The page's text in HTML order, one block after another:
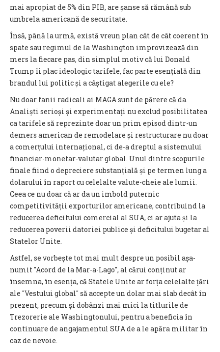
mai apropiat de 5% din PIB, are șanse să rămână sub
umbrela americană de securitate.
Însă, până la urmă, există vreun plan cât de cât coerent în
spate sau regimul de la Washington improvizează din
mers la fiecare pas, din simplul motiv că lui Donald
Trump îi plac ideologic tarifele, fac parte esențială din
brandul lui politic și a câștigat alegerile cu ele?
Nu doar fanii radicali ai MAGA sunt de părere că da.
Analiști serioși și experimentați nu exclud posibilitatea
ca tarifele să reprezinte doar un prim episod dintr-un
demers american de remodelare și restructurare nu doar
a comerțului internațional, ci de-a dreptul a sistemului
financiar-monetar-valutar global. Unul dintre scopurile
finale fiind o depreciere substanțială și pe termen lung a
dolarului în raport cu celelalte valute-cheie ale lumii.
Ceea ce nu doar că ar da un imbold puternic
competitivității exporturilor americane, contribuind la
reducerea deficitului comercial al SUA, ci ar ajuta și la
reducerea poverii datoriei publice și deficitului bugetar al
Statelor Unite.
Astfel, se vorbește tot mai mult despre un posibil așa-
numit ″Acord de la Mar-a-Lago″, al cărui conținut ar
însemna, în esența, că Statele Unite ar forța celelalte țări
ale ″Vestului global″ să accepte un dolar mai slab decât în
prezent, precum și dobânzi mai mici la titlurile de
Trezorerie ale Washingtonului, pentru a beneficia în
continuare de angajamentul SUA de a le apăra militar în
caz de nevoie.